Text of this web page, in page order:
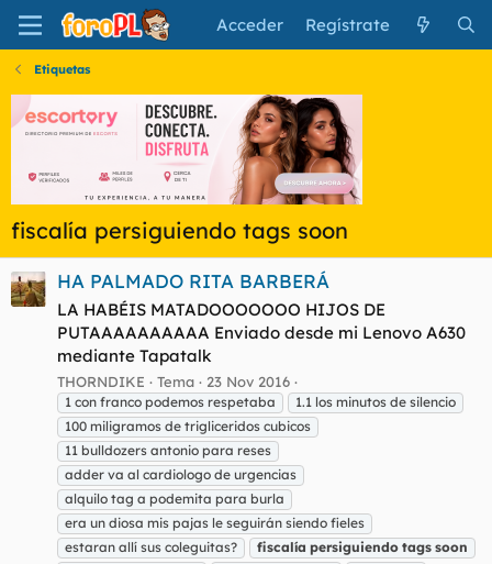
Acceder Regístrate
Etiquetas
fiscalía persiguiendo tags soon
HA PALMADO RITA BARBERÁ
LA HABÉIS MATADOOOOOOO HIJOS DE
PUTAAAAAAAAAA Enviado desde mi Lenovo A630
mediante Tapatalk
THORNDIKE Tema 23 Nov 2016
1 con franco podemos respetaba
1.1 los minutos de silencio
100 miligramos de trigliceridos cubicos
11 bulldozers antonio para reses
adder va al cardiologo de urgencias
alquilo tag a podemita para burla
era un diosa mis pajas le seguirán siendo fieles
estaran allí sus coleguitas?
fiscalía persiguiendo tags soon